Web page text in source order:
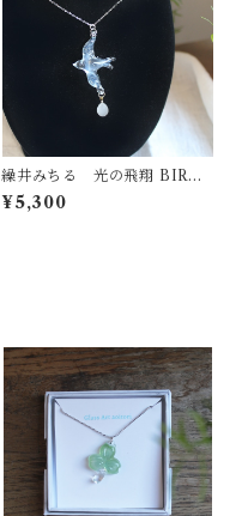
繰井みちる 光の飛翔 BIRD&
EGGネックレス
¥5,300